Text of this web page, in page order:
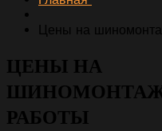
Цены на
ЦЕНЫ НА
РАБОТЫ